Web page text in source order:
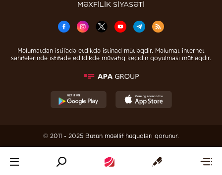
MƏXFİLİK SİYASƏTİ
Məlumatdan istifadə etdikdə istinad mütləqdir. Məlumat internet
səhifələrində istifadə edildikdə müvafiq keçidin qoyulması mütləqdir.
© 2011 - 2025 Bütün müəllif hüquqları qorunur.